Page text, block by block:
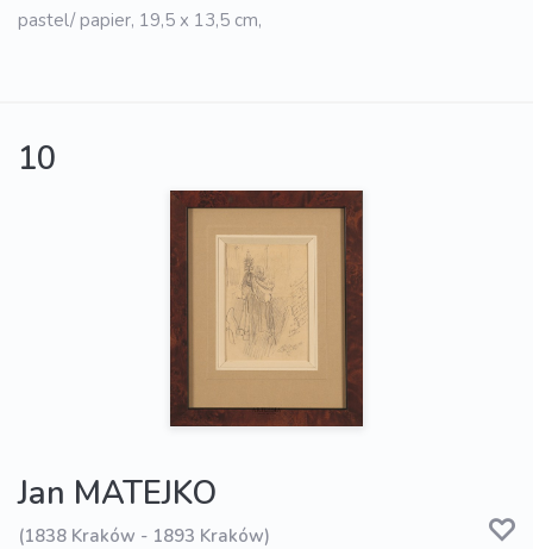
pastel/ papier, 19,5 x 13,5 cm,
10
Jan MATEJKO
(1838 Kraków - 1893 Kraków)